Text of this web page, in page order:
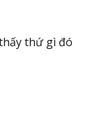
thứ gì đó